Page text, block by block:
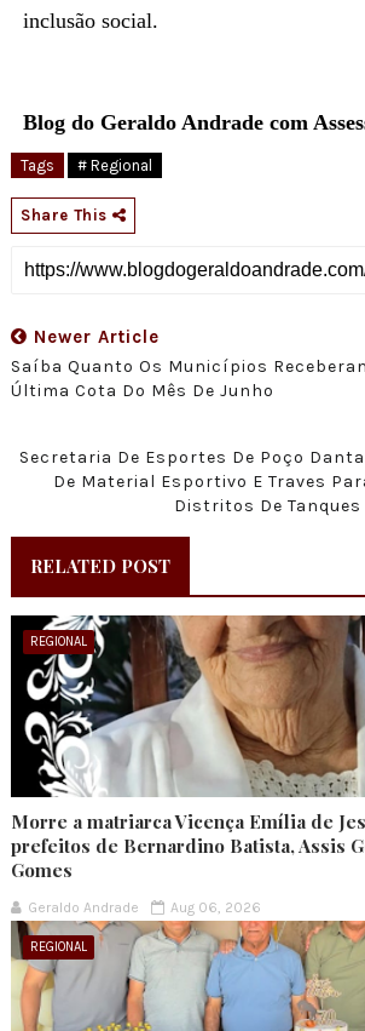
inclusão social.
Blog do Geraldo Andrade com
Tags # Regional
Share This
Newer Article
Saíba Quanto Os Municípios
Última Cota Do Mês De Junho
Secretaria De Esportes De Poço
De Material Esportivo E Traves
Distritos De Tanques
RELATED POST
REGIONAL
Morre a matriarca Vicença Emília de
prefeitos de Bernardino Batista, Assis
Gomes
Geraldo Andrade Aug 06, 2026
REGIONAL